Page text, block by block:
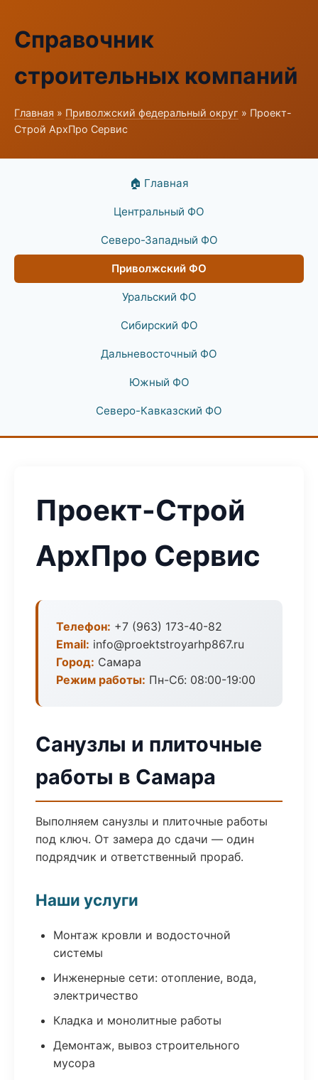
Справочник
строительных компаний
Главная » Приволжский федеральный округ » Проект-
Строй АрхПро Сервис
🏠 Главная
Центральный ФО
Северо-Западный ФО
Приволжский ФО
Уральский ФО
Сибирский ФО
Дальневосточный ФО
Южный ФО
Северо-Кавказский ФО
Проект-Строй
АрхПро Сервис
Телефон: +7 (963) 173-40-82
Email: info@proektstroyarhp867.ru
Город: Самара
Режим работы: Пн-Сб: 08:00-19:00
Санузлы и плиточные
работы в Самара
Выполняем санузлы и плиточные работы
под ключ. От замера до сдачи — один
подрядчик и ответственный прораб.
Наши услуги
Монтаж кровли и водосточной
системы
Инженерные сети: отопление, вода,
электричество
Кладка и монолитные работы
Демонтаж, вывоз строительного
мусора